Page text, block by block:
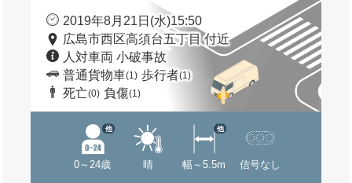
2019年8月21日(水)15:50
広島市西区高須台五丁目 付近
人対車両 小破事故
普通貨物車(1) 歩行者(1)
死亡(0) 負傷(1)
0～24歳
他
晴 幅～5.5m
他
信号なし